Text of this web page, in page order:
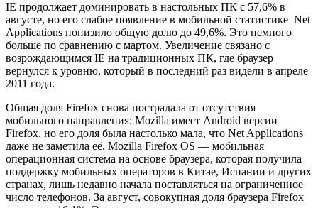
IE продолжает доминировать в настольных ПК с 57,6% в
августе, но его слабое появление в мобильной статистике Net
Applications понизило общую долю до 49,6%. Это немного
больше по сравнению с мартом. Увеличение связано с
возрождающимся IE на традиционных ПК, где браузер
вернулся к уровню, который в последний раз видели в апреле
2011 года.
Общая доля Firefox снова пострадала от отсутствия
мобильного направления: Mozilla имеет Android версии
Firefox, но его доля была настолько мала, что Net Applications
даже не заметила её. Mozilla Firefox OS — мобильная
операционная система на основе браузера, которая получила
поддержку мобильных операторов в Китае, Испании и других
странах, лишь недавно начала поставляться на ограниченное
число телефонов. За август, совокупная доля браузера Firefox